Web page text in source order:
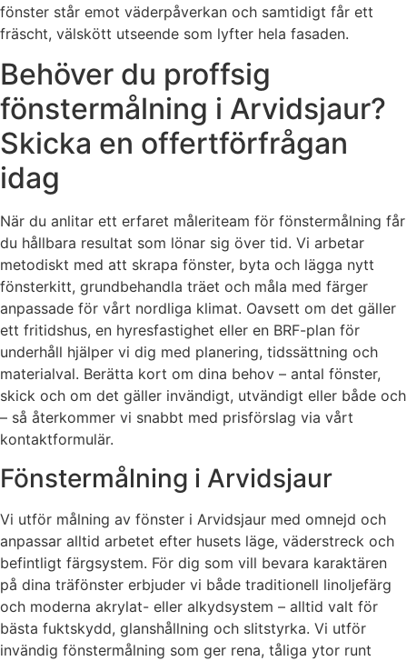
fönster står emot väderpåverkan och samtidigt får ett
fräscht, välskött utseende som lyfter hela fasaden.
Behöver du proffsig
fönstermålning i Arvidsjaur?
Skicka en offertförfrågan
idag
När du anlitar ett erfaret måleriteam för fönstermålning får
du hållbara resultat som lönar sig över tid. Vi arbetar
metodiskt med att skrapa fönster, byta och lägga nytt
fönsterkitt, grundbehandla träet och måla med färger
anpassade för vårt nordliga klimat. Oavsett om det gäller
ett fritidshus, en hyresfastighet eller en BRF-plan för
underhåll hjälper vi dig med planering, tidssättning och
materialval. Berätta kort om dina behov – antal fönster,
skick och om det gäller invändigt, utvändigt eller både och
– så återkommer vi snabbt med prisförslag via vårt
kontaktformulär.
Fönstermålning i Arvidsjaur
Vi utför målning av fönster i Arvidsjaur med omnejd och
anpassar alltid arbetet efter husets läge, väderstreck och
befintligt färgsystem. För dig som vill bevara karaktären
på dina träfönster erbjuder vi både traditionell linoljefärg
och moderna akrylat- eller alkydsystem – alltid valt för
bästa fuktskydd, glanshållning och slitstyrka. Vi utför
invändig fönstermålning som ger rena, tåliga ytor runt